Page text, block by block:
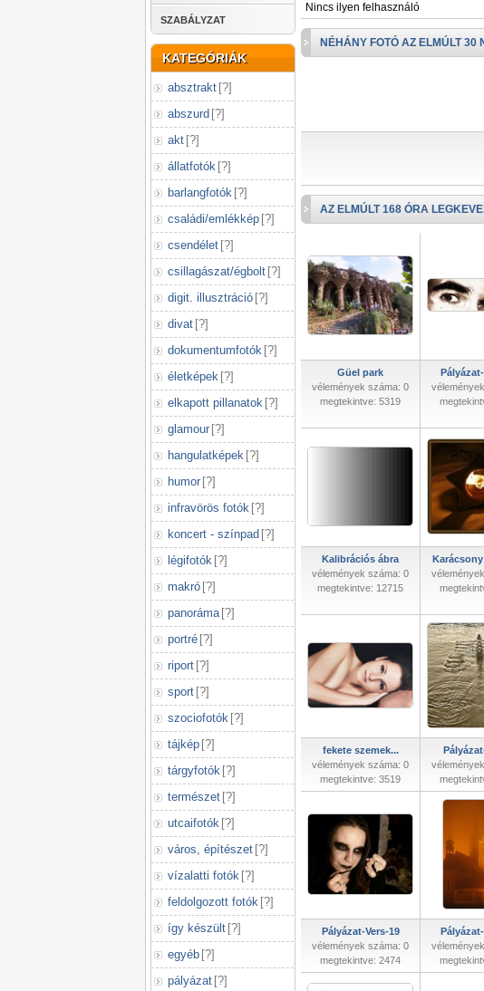
SZABÁLYZAT
KATEGÓRIÁK
absztrakt [?]
abszurd [?]
akt [?]
állatfotók [?]
barlangfotók [?]
családi/emlékkép [?]
csendélet [?]
csillagászat/égbolt [?]
digit. illusztráció [?]
divat [?]
dokumentumfotók [?]
életképek [?]
elkapott pillanatok [?]
glamour [?]
hangulatképek [?]
humor [?]
infravörös fotók [?]
koncert - színpad [?]
légifotók [?]
makró [?]
panoráma [?]
portré [?]
riport [?]
sport [?]
szociofotók [?]
tájkép [?]
tárgyfotók [?]
természet [?]
utcaifotók [?]
város, építészet [?]
vízalatti fotók [?]
feldolgozott fotók [?]
így készült [?]
egyéb [?]
pályázat [?]
Nincs ilyen felhasználó
NÉHÁNY FOTÓ AZ ELMÚLT 30
AZ ELMÚLT 168 ÓRA
Güel park
vélemények száma: 0
megtekintve: 5319
Kalibrációs ábra
vélemények száma: 0
megtekintve: 12715
fekete szemek...
vélemények száma: 0
megtekintve: 3519
Pályázat-Vers-19
vélemények száma: 0
megtekintve: 2474